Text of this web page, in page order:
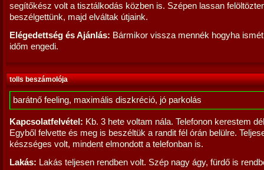
segítőkész volt a tisztálkodás közben is. Szépen lassan
beszélgettünk, majd elváltak útjaink.
Elégedettség és Ajánlás: Bármikor vissza mennék hogyha
időm engedi.
tolls beszámolója
barátnő feeling, maximális diszkréció, jó parkolás
Kapcsolatfelvétel: Kb. 3 hete voltam nála. Telefonon kerestem
Egyből felvette és meg is beszéltük a randit fél órán belülre.
készséges volt, mindent elmondott a telefonban is.
Lakás: Lakás teljesen rendben volt. Szép nagy ágy, fürdő is